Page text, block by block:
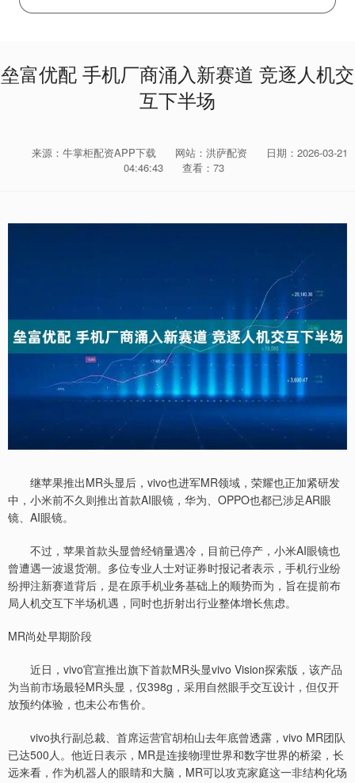
垒富优配 手机厂商涌入新赛道 竞逐人机交
互下半场
来源：牛掌柜配资APP下载 网站：洪萨配资
日期：2026-03-21
04:46:43
查看：73
继苹果推出MR头显后，vivo也进军MR领域，荣耀也正加紧研发
中，小米前不久则推出首款AI眼镜，华为、OPPO也都已涉足AR眼
镜、AI眼镜。
不过，苹果首款头显曾经销量遇冷，目前已停产，小米AI眼镜也
曾遭遇一波退货潮。多位专业人士对证券时报记者表示，手机行业纷
纷押注新赛道背后，是在原手机业务基础上的顺势而为，旨在提前布
局人机交互下半场机遇，同时也折射出行业整体增长焦虑。
MR尚处早期阶段
近日，vivo官宣推出旗下首款MR头显vivo Vision探索版，该产品
为当前市场最轻MR头显，仅398g，采用自然眼手交互设计，但仅开
放预约体验，也未公布售价。
vivo执行副总裁、首席运营官胡柏山去年底曾透露，vivo MR团队
已达500人。他近日表示，MR是连接物理世界和数字世界的桥梁，长
远来看，作为机器人的眼睛和大脑，MR可以攻克家庭这一非结构化场